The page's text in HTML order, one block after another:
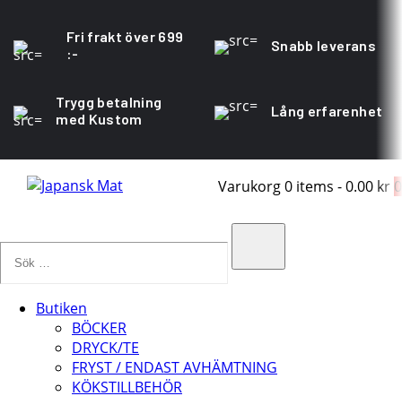
Fri frakt över 699
:-
Snabb leverans
Trygg betalning
med Kustom
Lång erfarenhet
Varukorg0 items -0.00 kr 0
Butiken
BÖCKER
DRYCK/TE
FRYST / ENDAST AVHÄMTNING
KÖKSTILLBEHÖR